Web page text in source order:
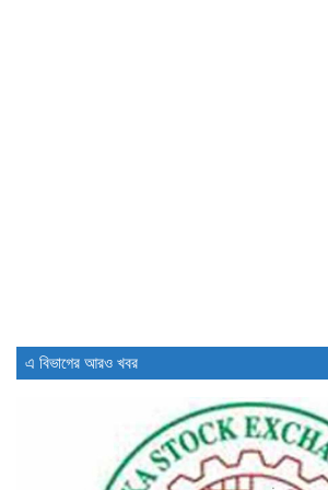
এ বিভাগের আরও খবর